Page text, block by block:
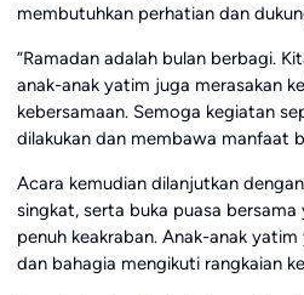
membutuhkan perhatian dan
“Ramadan adalah bulan berbagi.
anak-anak yatim juga merasakan
kebersamaan. Semoga kegiatan
dilakukan dan membawa manfaat
Acara kemudian dilanjutkan
singkat, serta buka puasa
penuh keakraban. Anak-anak
dan bahagia mengikuti rangkaian